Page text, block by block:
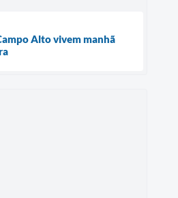
Alto vivem manhã